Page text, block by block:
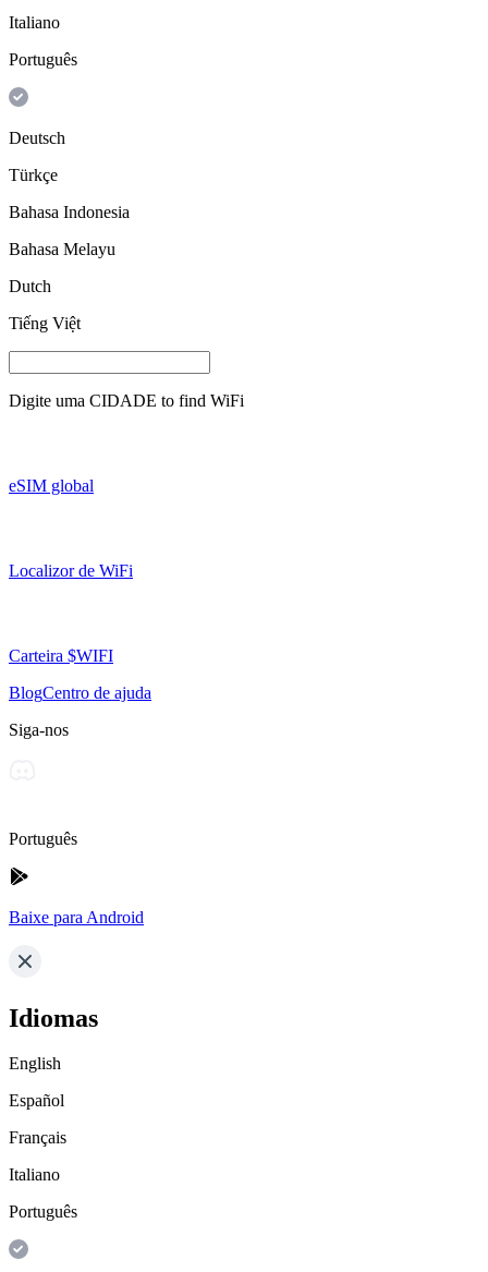
Italiano
Português
Deutsch
Türkçe
Bahasa Indonesia
Bahasa Melayu
Dutch
Tiếng Việt
Digite uma CIDADE to find WiFi
eSIM global
Localizor de WiFi
Carteira $WIFI
BlogCentro de ajuda
Siga-nos
Português
Baixe para Android
Idiomas
English
Español
Français
Italiano
Português